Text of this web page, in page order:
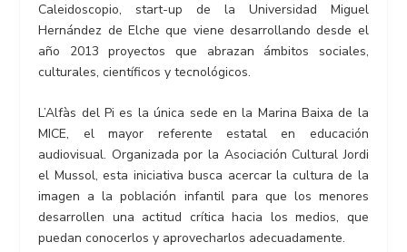
Caleidoscopio, start-up de la Universidad Miguel
Hernández de Elche que viene desarrollando desde el
año 2013 proyectos que abrazan ámbitos sociales,
culturales, científicos y tecnológicos.
L’Alfàs del Pi es la única sede en la Marina Baixa de la
MICE, el mayor referente estatal en educación
audiovisual. Organizada por la Asociación Cultural Jordi
el Mussol, esta iniciativa busca acercar la cultura de la
imagen a la población infantil para que los menores
desarrollen una actitud crítica hacia los medios, que
puedan conocerlos y aprovecharlos adecuadamente.